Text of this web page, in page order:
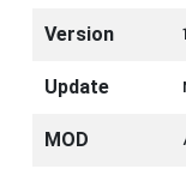
Version
Update
MOD